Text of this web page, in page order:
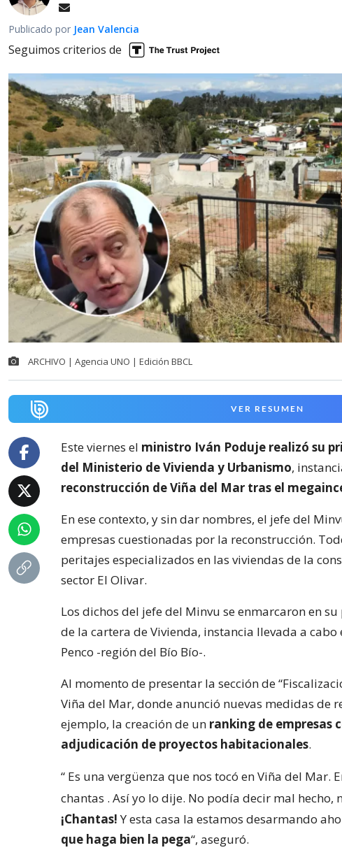
Publicado por Jean Valencia
Seguimos criterios de
ARCHIVO | Agencia UNO | Edición BBCL
VER RESUMEN
Este viernes el ministro Iván Poduje realizó su
del Ministerio de Vivienda y Urbanismo,
reconstrucción de Viña del Mar tras el
En ese contexto, y sin dar nombres, el jefe del
empresas cuestionadas por la reconstrucción.
peritajes especializados en las viviendas de la
sector El Olivar.
Los dichos del jefe del Minvu se enmarcaron en
de la cartera de Vivienda, instancia llevada a
Penco -región del Bío Bío-.
Al momento de presentar la sección de
Viña del Mar, donde anunció nuevas medidas de
ejemplo, la creación de un ranking de empresas
adjudicación de proyectos habitacionales.
“ Es una vergüenza que nos tocó en Viña del Mar.
chantas . Así yo lo dije. No podía decir mal hecho,
¡Chantas!Y esta casa la estamos desarmando
que haga bien la pega“, aseguró.